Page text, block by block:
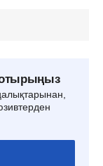
отырыңыз